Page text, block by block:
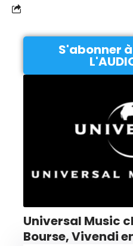
S'abonner à
Universal Music
Bourse, Vivendi